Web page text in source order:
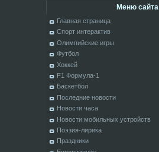
Меню сайта
Главная страница
Спорт интерактив
Олимпийские игры
Футбол
Хоккей
F1 Формула-1
Баскетбол
Последние новости
Новости часа
Новости мобильных устройств
Поэзия-лирика
Праздники